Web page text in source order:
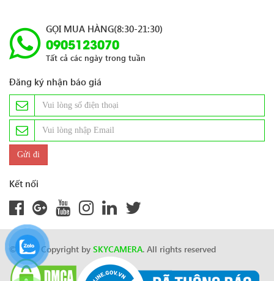
GỌI MUA HÀNG(8:30-21:30)
0905123070
Tất cả các ngày trong tuần
Đăng ký nhận báo giá
Kết nối
© 2024 Copyright by SKYCAMERA. All rights reserved